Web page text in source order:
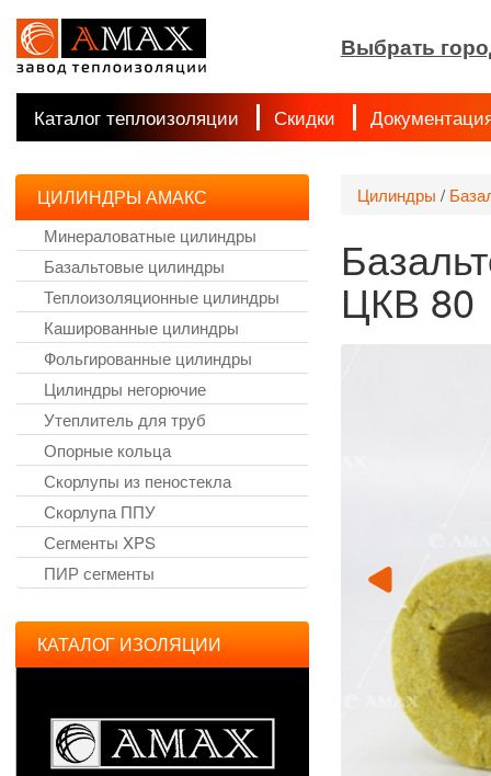
Выбрать
Каталог теплоизоляции Скидки
Цилиндры /
ЦКВ 80
ЦИЛИНДРЫ АМАКС
Минераловатные цилиндры
Базальтовые цилиндры
Теплоизоляционные цилиндры
Кашированные цилиндры
Фольгированные цилиндры
Цилиндры негорючие
Утеплитель для труб
Опорные кольца
Скорлупы из пеностекла
Скорлупа ППУ
Сегменты XPS
ПИР сегменты
КАТАЛОГ ИЗОЛЯЦИИ